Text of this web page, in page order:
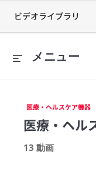
ビデオライブラリ
メニュー
医療・ヘルスケア機器
医療・ヘル
13 動画